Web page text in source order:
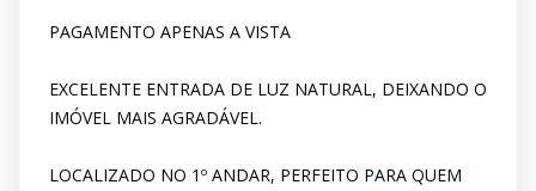
PAGAMENTO APENAS A VISTA
EXCELENTE ENTRADA DE LUZ NATURAL, DEIXANDO O
IMÓVEL MAIS AGRADÁVEL.
LOCALIZADO NO 1º ANDAR, PERFEITO PARA QUEM